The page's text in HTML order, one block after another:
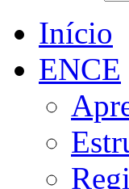
Início
ENCE